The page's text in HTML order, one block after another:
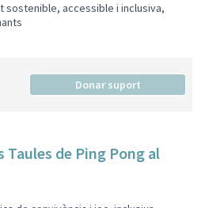
sostenible, accessible i inclusiva,
Donar suport
Taules de Ping Pong al